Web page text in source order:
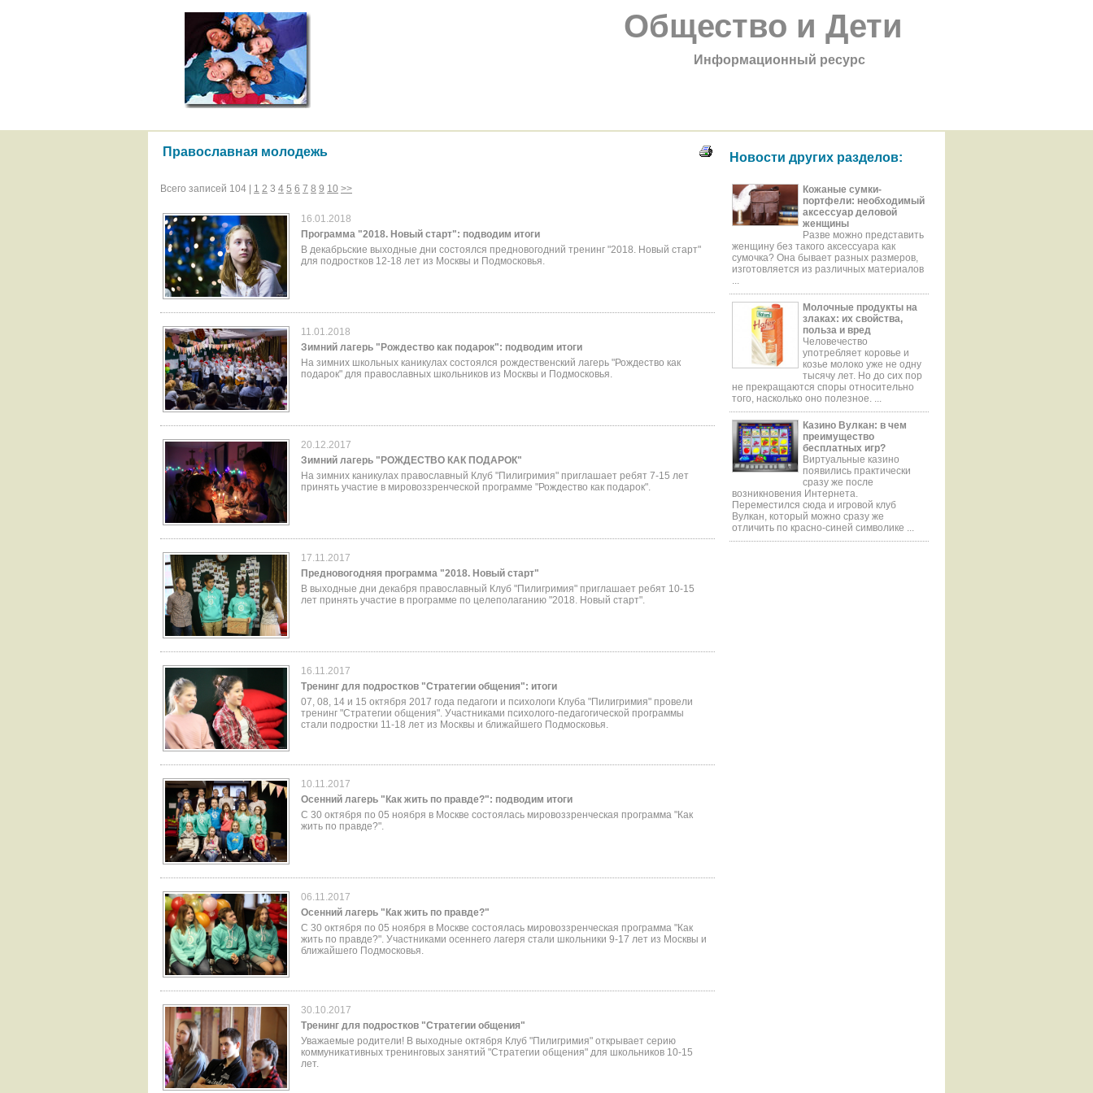
Общество и Дети
Информационный ресурс
Православная молодежь
Всего записей 104 | 1 2 3 4 5 6 7 8 9 10 >>
16.01.2018
Программа "2018. Новый старт": подводим итоги
В декабрьские выходные дни состоялся предновогодний тренинг "2018. Новый старт"
для подростков 12-18 лет из Москвы и Подмосковья.
11.01.2018
Зимний лагерь "Рождество как подарок": подводим итоги
На зимних школьных каникулах состоялся рождественский лагерь "Рождество как
подарок" для православных школьников из Москвы и Подмосковья.
20.12.2017
Зимний лагерь "РОЖДЕСТВО КАК ПОДАРОК"
На зимних каникулах православный Клуб "Пилигримия" приглашает ребят 7-15 лет
принять участие в мировоззренческой программе "Рождество как подарок".
17.11.2017
Предновогодняя программа "2018. Новый старт"
В выходные дни декабря православный Клуб "Пилигримия" приглашает ребят 10-15
лет принять участие в программе по целеполаганию "2018. Новый старт".
16.11.2017
Тренинг для подростков "Стратегии общения": итоги
07, 08, 14 и 15 октября 2017 года педагоги и психологи Клуба "Пилигримия" провели
тренинг "Стратегии общения". Участниками психолого-педагогической программы
стали подростки 11-18 лет из Москвы и ближайшего Подмосковья.
10.11.2017
Осенний лагерь "Как жить по правде?": подводим итоги
С 30 октября по 05 ноября в Москве состоялась мировоззренческая программа "Как
жить по правде?".
06.11.2017
Осенний лагерь "Как жить по правде?"
С 30 октября по 05 ноября в Москве состоялась мировоззренческая программа "Как
жить по правде?". Участниками осеннего лагеря стали школьники 9-17 лет из Москвы и
ближайшего Подмосковья.
30.10.2017
Тренинг для подростков "Стратегии общения"
Уважаемые родители! В выходные октября Клуб "Пилигримия" открывает серию
коммуникативных тренинговых занятий "Стратегии общения" для школьников 10-15
лет.
Новости других разделов:
Кожаные сумки-
портфели: необходимый
аксессуар деловой
женщины
Разве можно представить
женщину без такого аксессуара как
сумочка? Она бывает разных размеров,
изготовляется из различных материалов
Молочные продукты на
злаках: их свойства,
польза и вред
Человечество
употребляет коровье и
козье молоко уже не одну
тысячу лет. Но до сих пор
не прекращаются споры относительно
того, насколько оно полезное. ...
Казино Вулкан: в чем
преимущество
бесплатных игр?
Виртуальные казино
появились практически
сразу же после
возникновения Интернета.
Переместился сюда и игровой клуб
Вулкан, который можно сразу же
отличить по красно-синей символике ...